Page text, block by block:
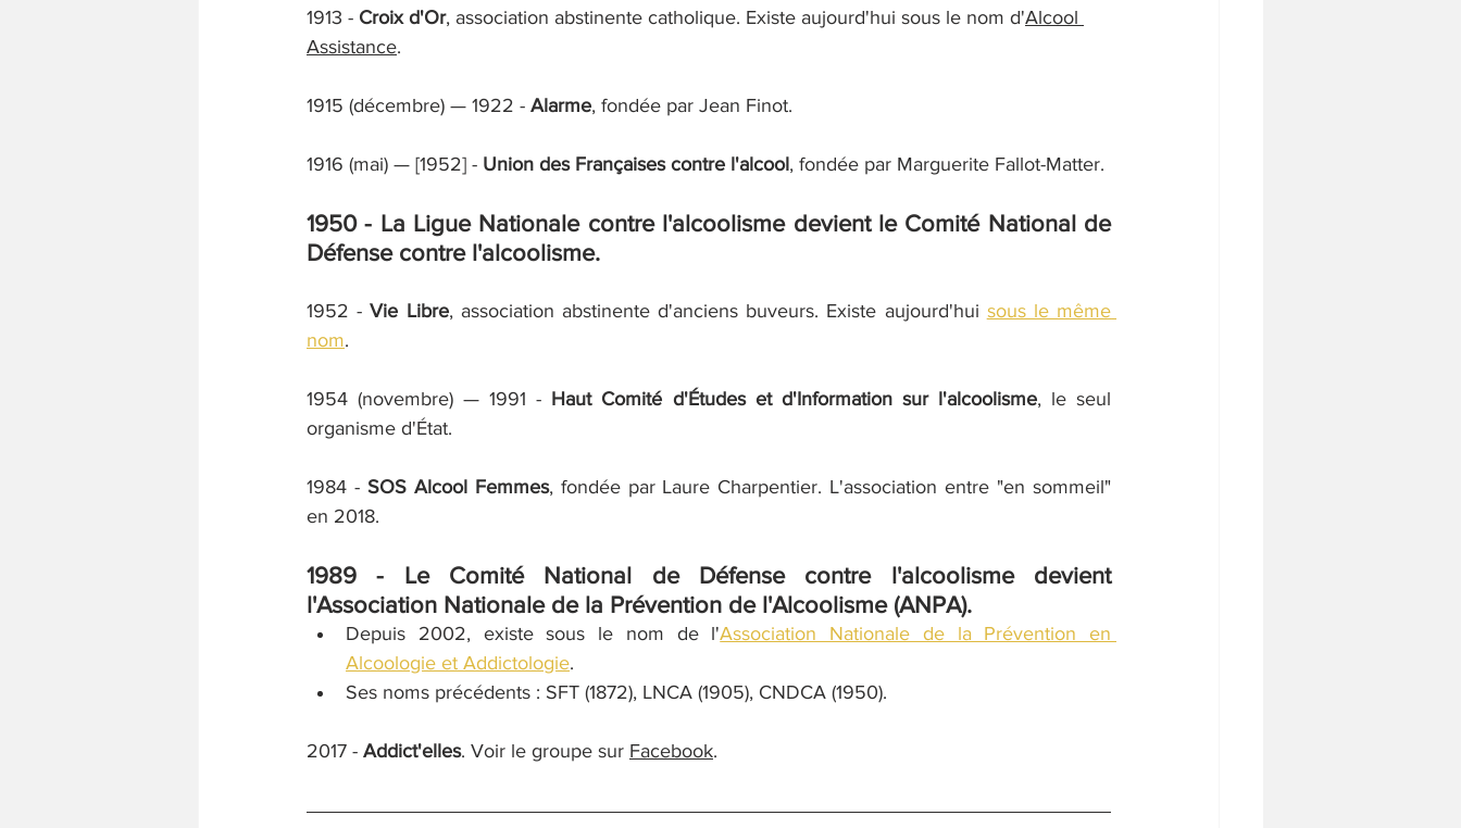
1913 - Croix d'Or, association abstinente catholique. Existe aujourd'hui sous le nom d'Alcool
Assistance.
1915 (décembre) — 1922 - Alarme, fondée par Jean Finot.
1916 (mai) — [1952] - Union des Françaises contre l'alcool, fondée par Marguerite Fallot-Matter.
1950 - La Ligue Nationale contre l'alcoolisme devient le Comité National de
Défense contre l'alcoolisme.
1952 - Vie Libre, association abstinente d'anciens buveurs. Existe aujourd'hui sous le même
nom.
1954 (novembre) — 1991 - Haut Comité d'Études et d'Information sur l'alcoolisme, le seul
organisme d'État.
1984 - SOS Alcool Femmes, fondée par Laure Charpentier. L'association entre "en sommeil"
en 2018.
1989 - Le Comité National de Défense contre l'alcoolisme devient
l'Association Nationale de la Prévention de l'Alcoolisme (ANPA).
Depuis 2002, existe sous le nom de l'Association Nationale de la Prévention en
Alcoologie et Addictologie.
Ses noms précédents : SFT (1872), LNCA (1905), CNDCA (1950).
2017 - Addict'elles. Voir le groupe sur Facebook.